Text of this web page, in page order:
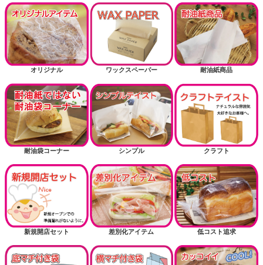
オリジナル ワックスペーパー 耐油紙商品
耐油袋コーナー シンプル クラフト
新規開店セット 差別化アイテム 低コスト追求